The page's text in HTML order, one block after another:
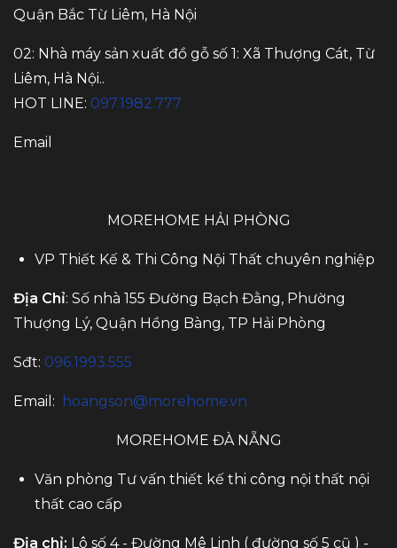
Quận Bắc Từ Liêm, Hà Nội
02: Nhà máy sản xuất đồ gỗ số 1: Xã Thượng Cát, Từ
Liêm, Hà Nội..
HOT LINE: 097.1982.777
Email
MOREHOME HẢI PHÒNG
VP Thiết Kế & Thi Công Nội Thất chuyên nghiệp
Địa Chỉ: Số nhà 155 Đường Bạch Đằng, Phường
Thượng Lý, Quận Hồng Bàng, TP Hải Phòng
Sđt: 096.1993.555
Email: hoangson@morehome.vn
MOREHOME ĐÀ NẴNG
Văn phòng Tư vấn thiết kế thi công nội thất nội
thất cao cấp
Địa chỉ: Lô số 4 - Đường Mê Linh ( đường số 5 cũ ) -